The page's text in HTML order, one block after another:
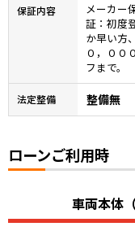
保証内容
メーカー
証：初度
か早い方
０，００
フまで。
法定整備 整備無
ローンご利用時
車両本体